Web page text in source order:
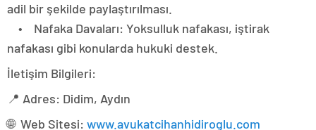
adil bir şekilde paylaştırılması.
• Nafaka Davaları: Yoksulluk nafakası, iştirak
nafakası gibi konularda hukuki destek.
İletişim Bilgileri:
📍 Adres: Didim, Aydın
🌐 Web Sitesi: www.avukatcihanhidiroglu.com